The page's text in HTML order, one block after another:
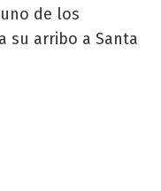
de los
su arribo a Santa